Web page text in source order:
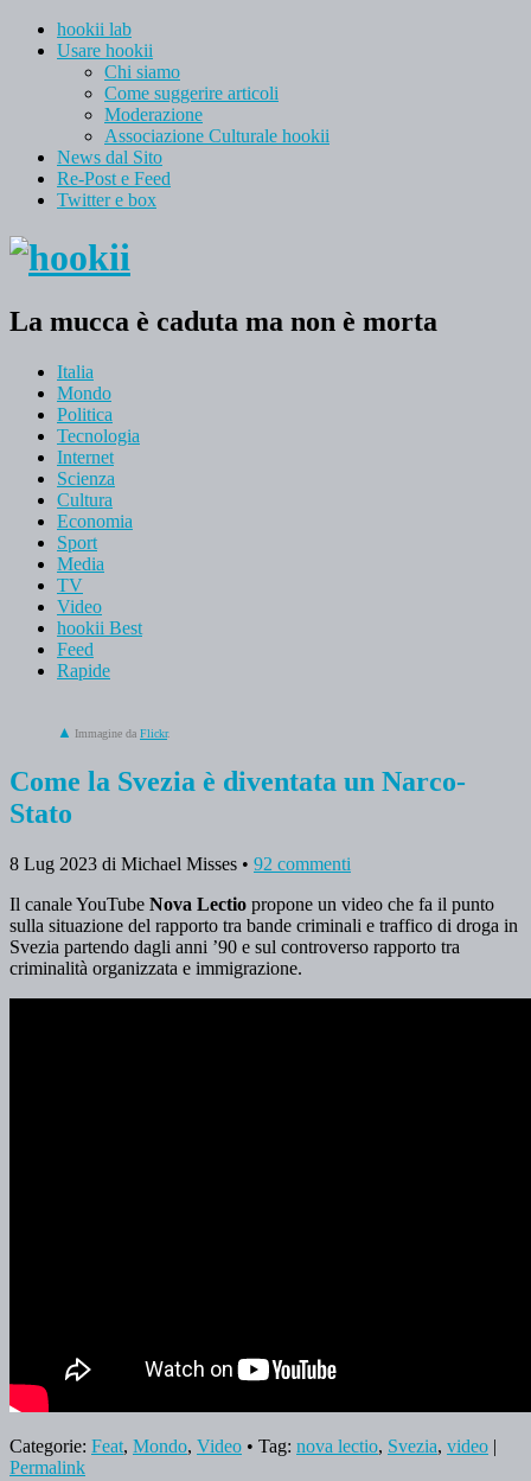
hookii lab
Usare hookii
Chi siamo
Come suggerire articoli
Moderazione
Associazione Culturale hookii
News dal Sito
Re-Post e Feed
Twitter e box
La mucca è caduta ma non è morta
Italia
Mondo
Politica
Tecnologia
Internet
Scienza
Cultura
Economia
Sport
Media
TV
Video
hookii Best
Feed
Rapide
Immagine da Flickr.
Come la Svezia è diventata un Narco-
Stato
8 Lug 2023 di Michael Misses • 92 commenti
Il canale YouTube Nova Lectio propone un video che fa il punto
sulla situazione del rapporto tra bande criminali e traffico di droga in
Svezia partendo dagli anni ’90 e sul controverso rapporto tra
criminalità organizzata e immigrazione.
Categorie: Feat, Mondo, Video • Tag: nova lectio, Svezia, video |
Permalink